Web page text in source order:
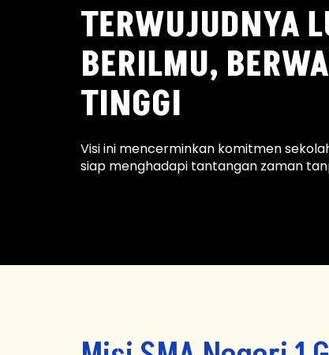
TERWUJUDNYA
BERILMU,
TINGGI
Visi ini mencerminkan komitmen
siap menghadapi tantangan zaman